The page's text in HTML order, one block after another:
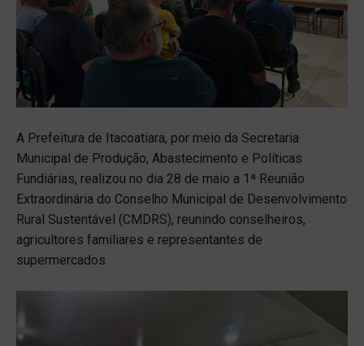
A Prefeitura de Itacoatiara, por meio da Secretaria
Municipal de Produção, Abastecimento e Políticas
Fundiárias, realizou no dia 28 de maio a 1ª Reunião
Extraordinária do Conselho Municipal de Desenvolvimento
Rural Sustentável (CMDRS), reunindo conselheiros,
agricultores familiares e representantes de
supermercados.